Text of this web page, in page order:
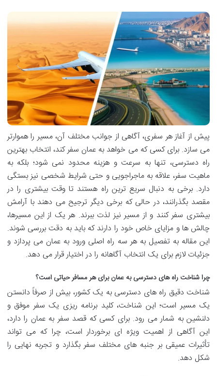
پیش از آغاز هر سفری، آگاهی از جوانب مختلف آن، مسیر را هموارتر
می سازد. برای کسی که می خواهد به عمان سفر کند، انتخاب بهترین
راه دسترسی، تنها به سرعت و هزینه محدود نمی شود؛ بلکه به
ماهیت سفر، علاقه به ماجراجویی و حتی شرایط شخصی نیز بستگی
دارد. برخی به دنبال سریع ترین راه هستند تا وقت بیشتری را در
مقصد بگذرانند، در حالی که برخی دیگر ترجیح می دهند با آرامش
بیشتری سفر کنند و از مسیر نیز لذت ببرند. هر یک از این مسیرها،
چالش ها و مزایای خاص خود را دارند که باید به دقت بررسی شوند.
این مقاله به تفصیل به هر سه راه اصلی ورود به عمان می پردازد و
جزئیات لازم برای یک انتخاب آگاهانه را در اختیار قرار می دهد.
چرا شناخت راه های دسترسی به عمان برای هر مسافر حیاتی است؟
شناخت دقیق راه های دسترسی به یک کشور، بیش از صرفاً دانستن
یک مسیر است؛ این شناخت، کلید برنامه ریزی یک سفر موفق و
دلنشین به شمار می رود. برای کسی که قصد سفر به عمان را دارد،
این آگاهی از اهمیت ویژه ای برخوردار است، چرا که می تواند
تأثیرات عمیقی بر جنبه های مختلف سفر بگذارد و تجربه نهایی را
شکل دهد.